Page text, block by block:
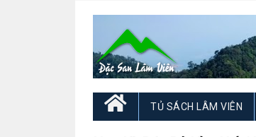
TỦ SÁCH LÂM VIÊN